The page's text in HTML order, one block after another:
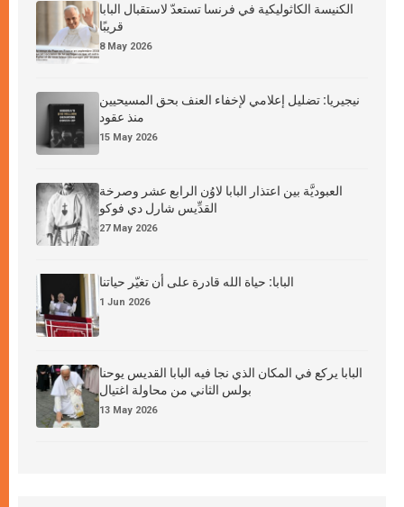
الكنيسة الكاثوليكية في فرنسا تستعدّ لاستقبال البابا
قريبًا
8 May 2026
نيجيريا: تضليل إعلامي لإخفاء العنف بحق المسيحيين
منذ عقود
15 May 2026
العبوديَّة بين اعتذار البابا لاوُن الرابع عشر وصرخة
القدِّيس شارل دي فوكو
27 May 2026
البابا: حياة الله قادرة على أن تغيّر حياتنا
1 Jun 2026
البابا يركع في المكان الذي نجا فيه البابا القديس يوحنا
بولس الثاني من محاولة اغتيال
13 May 2026